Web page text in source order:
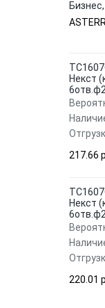
h=160,
Некст
217.66 p.
Некст
220.01 p.